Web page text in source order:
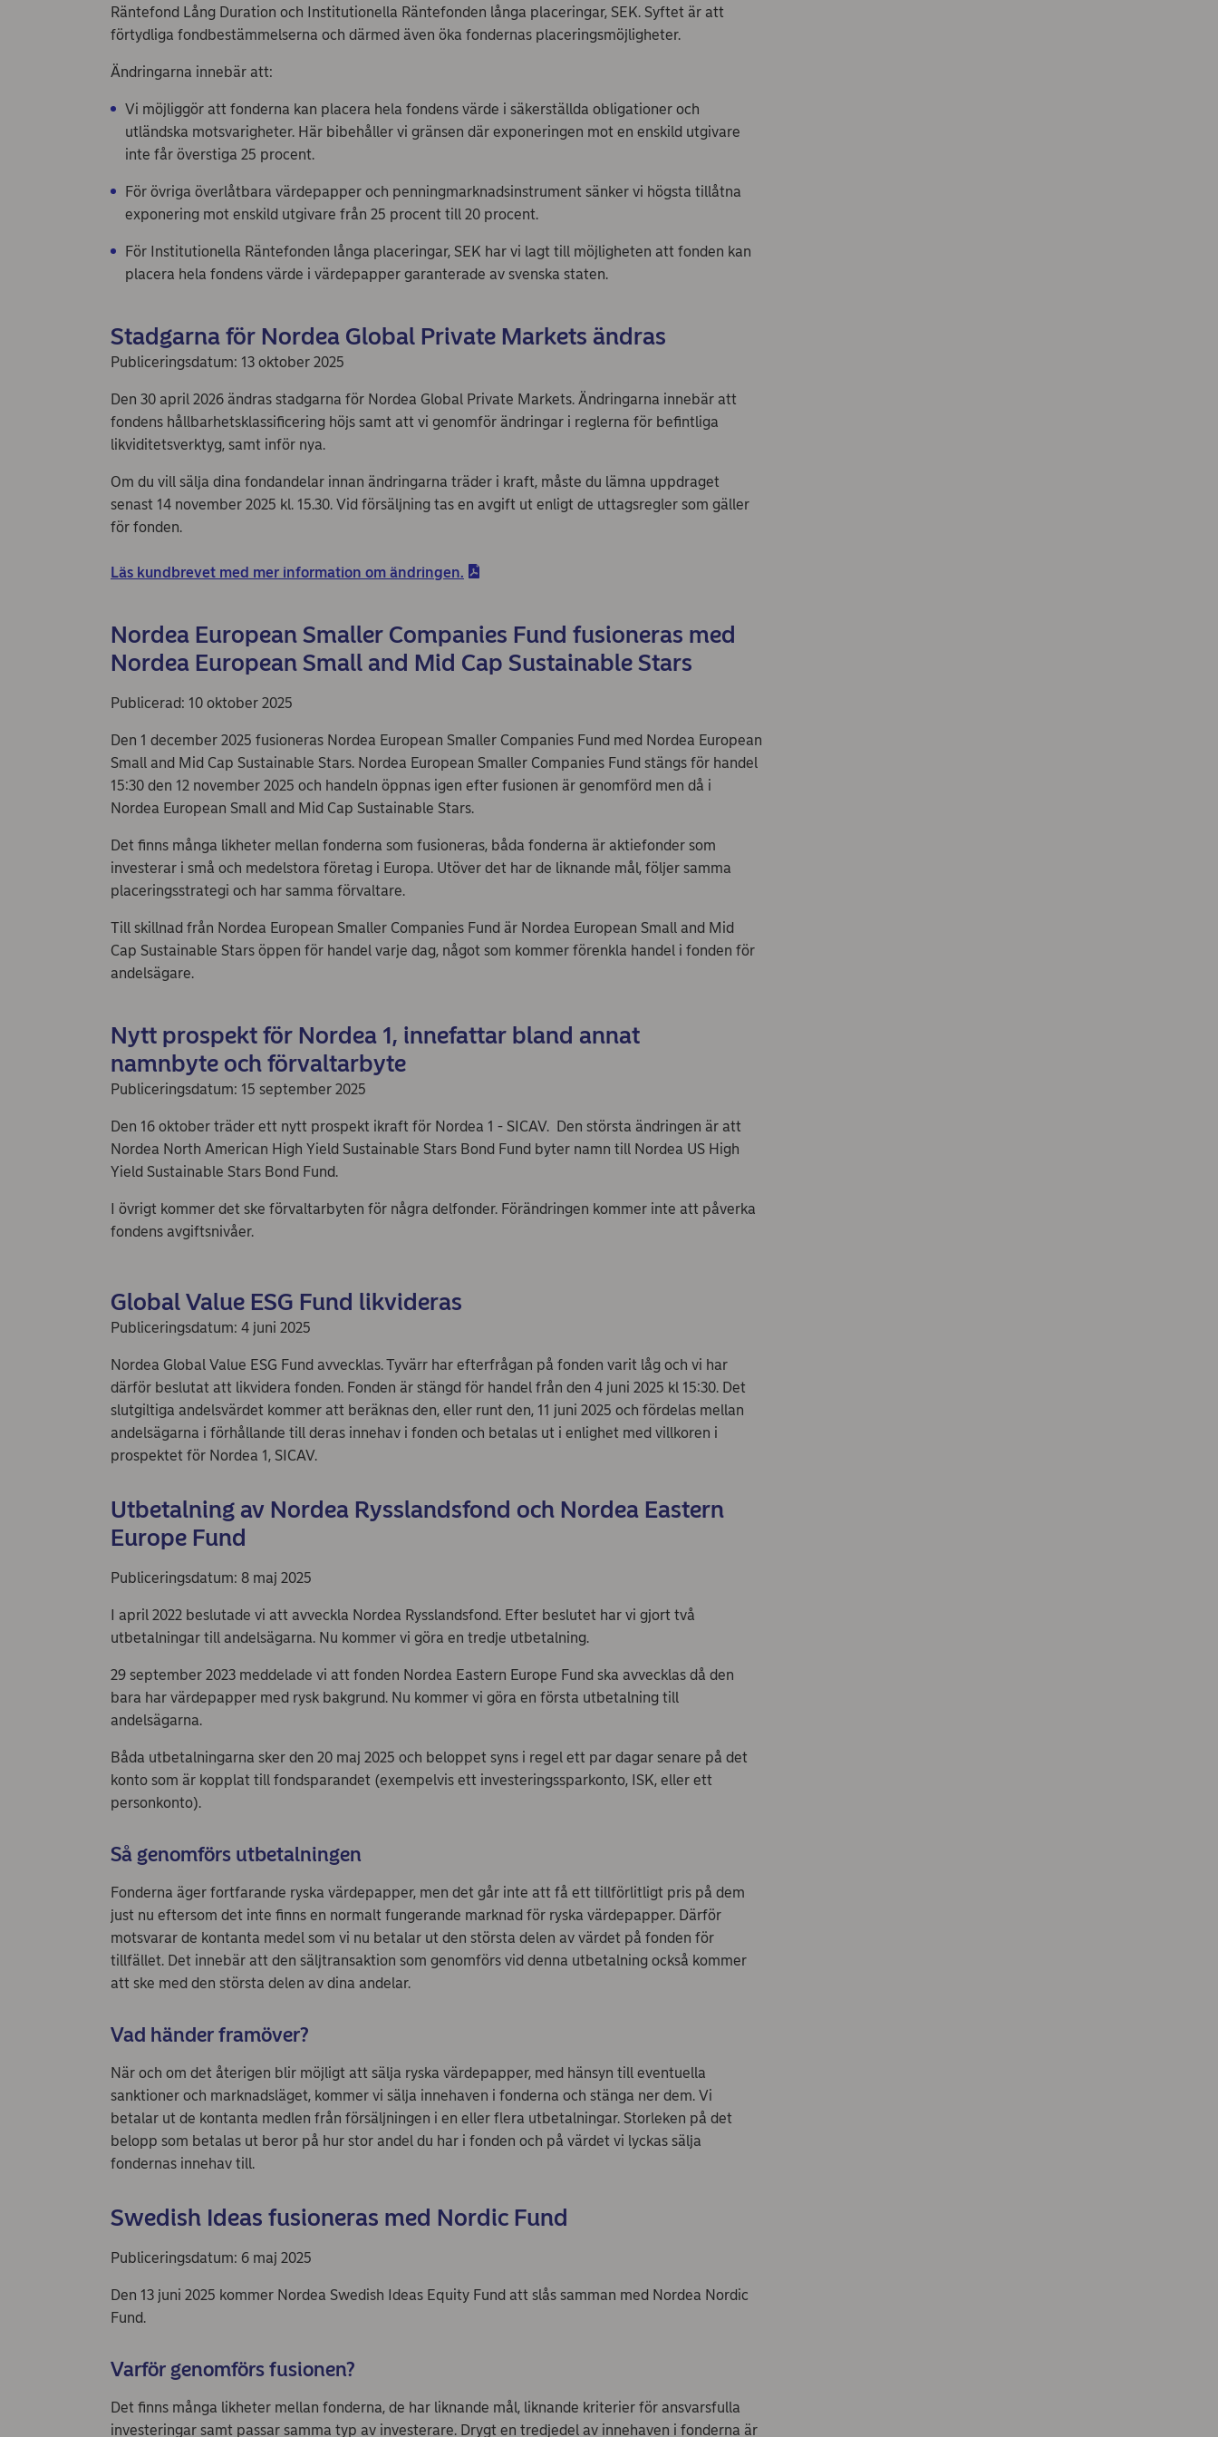
Räntefond Lång Duration och Institutionella Räntefonden långa placeringar, SEK. Syftet är att
förtydliga fondbestämmelserna och därmed även öka fondernas placeringsmöjligheter.
Ändringarna innebär att:
Vi möjliggör att fonderna kan placera hela fondens värde i säkerställda obligationer och
utländska motsvarigheter. Här bibehåller vi gränsen där exponeringen mot en enskild utgivare
inte får överstiga 25 procent.
För övriga överlåtbara värdepapper och penningmarknadsinstrument sänker vi högsta tillåtna
exponering mot enskild utgivare från 25 procent till 20 procent.
För Institutionella Räntefonden långa placeringar, SEK har vi lagt till möjligheten att fonden kan
placera hela fondens värde i värdepapper garanterade av svenska staten.
Stadgarna för Nordea Global Private Markets ändras
Publiceringsdatum: 13 oktober 2025
Den 30 april 2026 ändras stadgarna för Nordea Global Private Markets. Ändringarna innebär att
fondens hållbarhetsklassificering höjs samt att vi genomför ändringar i reglerna för befintliga
likviditetsverktyg, samt inför nya.
Om du vill sälja dina fondandelar innan ändringarna träder i kraft, måste du lämna uppdraget
senast 14 november 2025 kl. 15.30. Vid försäljning tas en avgift ut enligt de uttagsregler som gäller
för fonden.
Läs kundbrevet med mer information om ändringen.
Nordea European Smaller Companies Fund fusioneras med
Nordea European Small and Mid Cap Sustainable Stars
Publicerad: 10 oktober 2025
Den 1 december 2025 fusioneras Nordea European Smaller Companies Fund med Nordea European
Small and Mid Cap Sustainable Stars. Nordea European Smaller Companies Fund stängs för handel
15:30 den 12 november 2025 och handeln öppnas igen efter fusionen är genomförd men då i
Nordea European Small and Mid Cap Sustainable Stars.
Det finns många likheter mellan fonderna som fusioneras, båda fonderna är aktiefonder som
investerar i små och medelstora företag i Europa. Utöver det har de liknande mål, följer samma
placeringsstrategi och har samma förvaltare.
Till skillnad från Nordea European Smaller Companies Fund är Nordea European Small and Mid
Cap Sustainable Stars öppen för handel varje dag, något som kommer förenkla handel i fonden för
andelsägare.
Nytt prospekt för Nordea 1, innefattar bland annat
namnbyte och förvaltarbyte
Publiceringsdatum: 15 september 2025
Den 16 oktober träder ett nytt prospekt ikraft för Nordea 1 - SICAV. Den största ändringen är att
Nordea North American High Yield Sustainable Stars Bond Fund byter namn till Nordea US High
Yield Sustainable Stars Bond Fund.
I övrigt kommer det ske förvaltarbyten för några delfonder. Förändringen kommer inte att påverka
fondens avgiftsnivåer.
Global Value ESG Fund likvideras
Publiceringsdatum: 4 juni 2025
Nordea Global Value ESG Fund avvecklas. Tyvärr har efterfrågan på fonden varit låg och vi har
därför beslutat att likvidera fonden. Fonden är stängd för handel från den 4 juni 2025 kl 15:30. Det
slutgiltiga andelsvärdet kommer att beräknas den, eller runt den, 11 juni 2025 och fördelas mellan
andelsägarna i förhållande till deras innehav i fonden och betalas ut i enlighet med villkoren i
prospektet för Nordea 1, SICAV.
Utbetalning av Nordea Rysslandsfond och Nordea Eastern
Europe Fund
Publiceringsdatum: 8 maj 2025
I april 2022 beslutade vi att avveckla Nordea Rysslandsfond. Efter beslutet har vi gjort två
utbetalningar till andelsägarna. Nu kommer vi göra en tredje utbetalning.
29 september 2023 meddelade vi att fonden Nordea Eastern Europe Fund ska avvecklas då den
bara har värdepapper med rysk bakgrund. Nu kommer vi göra en första utbetalning till
andelsägarna.
Båda utbetalningarna sker den 20 maj 2025 och beloppet syns i regel ett par dagar senare på det
konto som är kopplat till fondsparandet (exempelvis ett investeringssparkonto, ISK, eller ett
personkonto).
Så genomförs utbetalningen
Fonderna äger fortfarande ryska värdepapper, men det går inte att få ett tillförlitligt pris på dem
just nu eftersom det inte finns en normalt fungerande marknad för ryska värdepapper. Därför
motsvarar de kontanta medel som vi nu betalar ut den största delen av värdet på fonden för
tillfället. Det innebär att den säljtransaktion som genomförs vid denna utbetalning också kommer
att ske med den största delen av dina andelar.
Vad händer framöver?
När och om det återigen blir möjligt att sälja ryska värdepapper, med hänsyn till eventuella
sanktioner och marknadsläget, kommer vi sälja innehaven i fonderna och stänga ner dem. Vi
betalar ut de kontanta medlen från försäljningen i en eller flera utbetalningar. Storleken på det
belopp som betalas ut beror på hur stor andel du har i fonden och på värdet vi lyckas sälja
fondernas innehav till.
Swedish Ideas fusioneras med Nordic Fund
Publiceringsdatum: 6 maj 2025
Den 13 juni 2025 kommer Nordea Swedish Ideas Equity Fund att slås samman med Nordea Nordic
Fund.
Varför genomförs fusionen?
Det finns många likheter mellan fonderna, de har liknande mål, liknande kriterier för ansvarsfulla
investeringar samt passar samma typ av investerare. Drygt en tredjedel av innehaven i fonderna är